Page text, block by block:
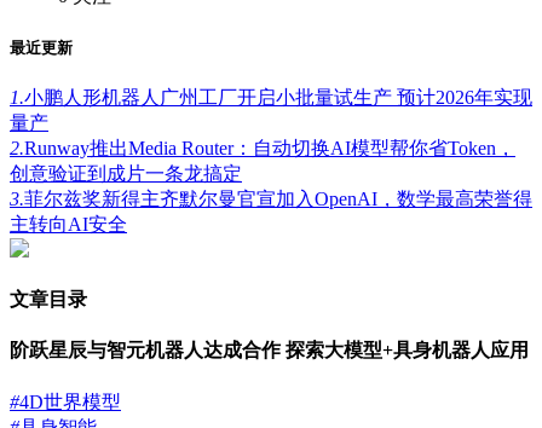
最近更新
1.小鹏人形机器人广州工厂开启小批量试生产 预计2026年实现
量产
2.Runway推出Media Router：自动切换AI模型帮你省Token，
创意验证到成片一条龙搞定
3.菲尔兹奖新得主齐默尔曼官宣加入OpenAI，数学最高荣誉得
主转向AI安全
文章目录
阶跃星辰与智元机器人达成合作 探索大模型+具身机器人应用
#4D世界模型